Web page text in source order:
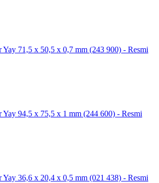
Yay 71,5 x 50,5 x 0,7 mm (243 900) - Resmi
Yay 94,5 x 75,5 x 1 mm (244 600) - Resmi
Yay 36,6 x 20,4 x 0,5 mm (021 438) - Resmi